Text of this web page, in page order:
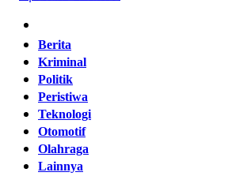
Berita
Kriminal
Politik
Peristiwa
Teknologi
Otomotif
Olahraga
Lainnya